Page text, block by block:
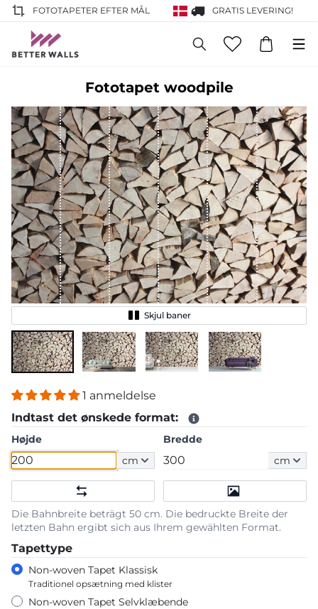
FOTOTAPETER EFTER MÅL GRATIS LEVERING!
Fototapet woodpile
Skjul baner
1 anmeldelse
Indtast det ønskede format:
Højde
cm
Bredde
cm
Die Bahnbreite beträgt 50 cm. Die bedruckte Breite der
letzten Bahn ergibt sich aus Ihrem gewählten Format.
Tapettype
Non-woven Tapet Klassisk
Traditionel opsætning med klister
Non-woven Tapet Selvklæbende